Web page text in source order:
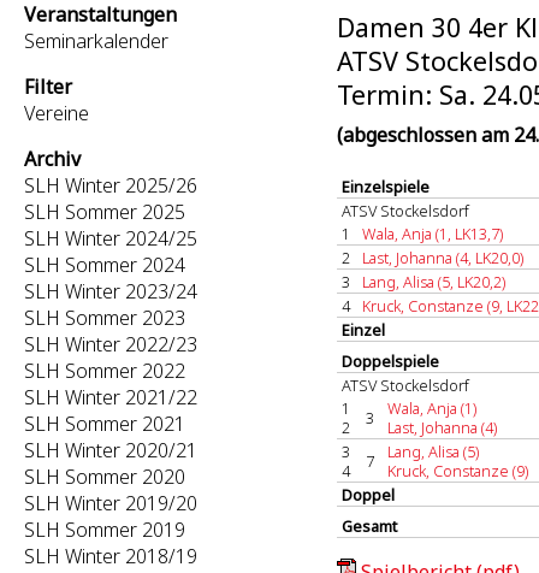
Veranstaltungen
Seminarkalender
Filter
Vereine
Archiv
SLH Winter 2025/26
SLH Sommer 2025
SLH Winter 2024/25
SLH Sommer 2024
SLH Winter 2023/24
SLH Sommer 2023
SLH Winter 2022/23
SLH Sommer 2022
SLH Winter 2021/22
SLH Sommer 2021
SLH Winter 2020/21
SLH Sommer 2020
SLH Winter 2019/20
SLH Sommer 2019
SLH Winter 2018/19
Damen 30 4er
ATSV
Termin: Sa.
(abgeschlossen am
Einzelspiele
ATSV Stockelsdorf
1
Wala, Anja (1, LK13,7)
2
Last, Johanna (4, LK20,0)
3
Lang, Alisa (5, LK20,2)
4
Kruck, Constanze (9,
Einzel
Doppelspiele
ATSV Stockelsdorf
1
2
3
Wala, Anja (1)
Last, Johanna (4)
3
4
7
Lang, Alisa (5)
Kruck, Constanze (9)
Doppel
Gesamt